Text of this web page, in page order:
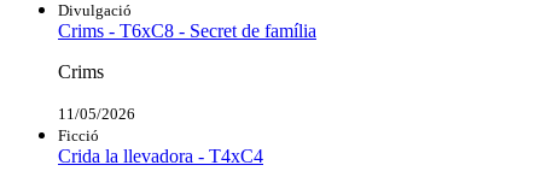
Divulgació
Crims - T6xC8 - Secret de família
Crims
11/05/2026
Ficció
Crida la llevadora - T4xC4